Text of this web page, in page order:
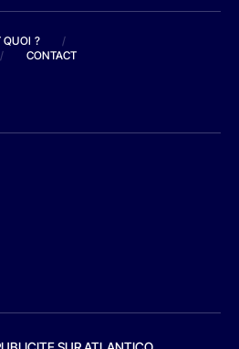
QUOI ?
/
/ CONTACT